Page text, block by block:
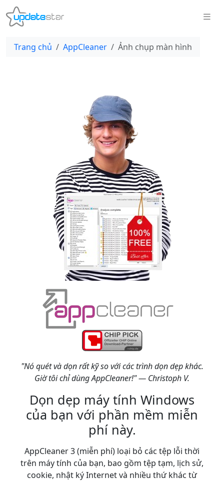
Trang chủ AppCleaner Ảnh chụp màn hình
"Nó quét và dọn rất kỹ so với các trình dọn dẹp khác.
Giờ tôi chỉ dùng AppCleaner!" — Christoph V.
Dọn dẹp máy tính Windows
của bạn với phần mềm miễn
phí này.
AppCleaner 3 (miễn phí) loại bỏ các tệp lỗi thời
trên máy tính của bạn, bao gồm tệp tạm, lịch sử,
cookie, nhật ký Internet và nhiều thứ khác từ